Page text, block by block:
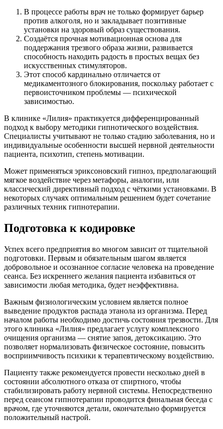
В процессе работы врач не только формирует барьер
против алкоголя, но и закладывает позитивные
установки на здоровый образ существования.
Создаётся прочная мотивационная основа для
поддержания трезвого образа жизни, развивается
способность находить радость в простых вещах без
искусственных стимуляторов.
Этот способ кардинально отличается от
медикаментозного блокирования, поскольку работает с
первоисточником проблемы — психической
зависимостью.
В клинике «Лилия» практикуется дифференцированный
подход к выбору методики гипнотического воздействия.
Специалисты учитывают не только стадию заболевания, но и
индивидуальные особенности высшей нервной деятельности
пациента, психотип, степень мотивации.
Может применяться эриксоновский гипноз, предполагающий
мягкое воздействие через метафоры, аналогии, или
классический директивный подход с чёткими установками. В
некоторых случаях оптимальным решением будет сочетание
различных техник гипнотерапии.
Подготовка к кодировке
Успех всего предприятия во многом зависит от тщательной
подготовки. Первым и обязательным шагом является
добровольное и осознанное согласие человека на проведение
сеанса. Без искреннего желания пациента избавиться от
зависимости любая методика, будет неэффективна.
Важным физиологическим условием является полное
выведение продуктов распада этанола из организма. Перед
началом работы необходимо достичь состояния трезвости. Для
этого клиника «Лилия» предлагает услугу комплексного
очищения организма — снятие запоя, детоксикацию. Это
позволяет нормализовать физическое состояние, повысить
восприимчивость психики к терапевтическому воздействию.
Пациенту также рекомендуется провести несколько дней в
состоянии абсолютного отказа от спиртного, чтобы
стабилизировать работу нервной системы. Непосредственно
перед сеансом гипнотерапии проводится финальная беседа с
врачом, где уточняются детали, окончательно формируется
положительный настрой.